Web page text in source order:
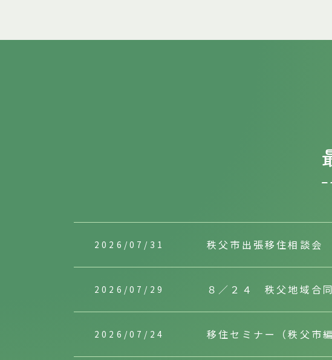
2026/07/31 秩父市出張移住相談会
2026/07/29 ８／２４ 秩父地域合
2026/07/24 移住セミナー（秩父市